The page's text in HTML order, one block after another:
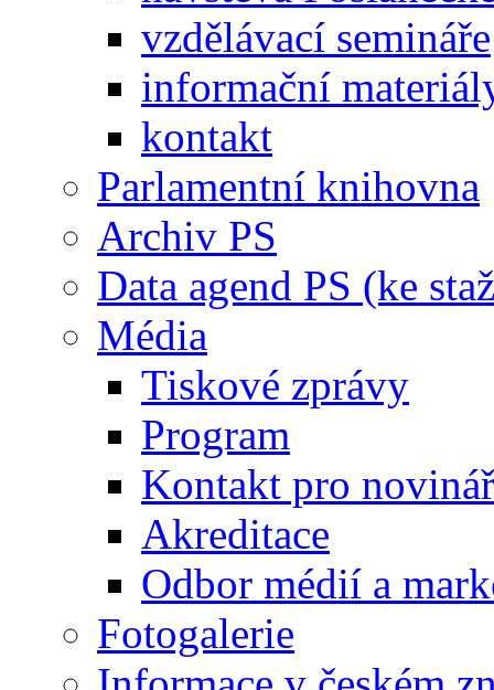
vzdělávací semináře
informační
kontakt
Parlamentní knihovna
Archiv PS
Data agend PS (ke
Média
Tiskové zprávy
Program
Kontakt pro
Akreditace
Odbor médií a
Fotogalerie